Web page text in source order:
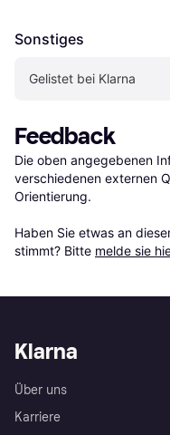
Sonstiges
Gelistet bei Klarna
Feedback
Die oben angegebenen
verschiedenen externen
Orientierung.
Haben Sie etwas an
stimmt? Bitte melde sie
Klarna
Über uns
Karriere